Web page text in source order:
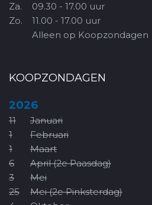
Za.
Zo.
09.30 - 17.00 uur
11.00 - 17.00 uur
Alleen op Koopzondagen
KOOPZONDAGEN
2026
11
Januari
1
Februari
1
Maart
6
April (2e Paasdag)
3
Mei
25
Mei (2e Pinksterdag)